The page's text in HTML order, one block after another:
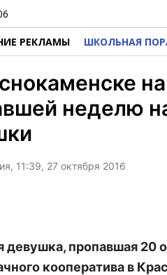
РЕКЛАМЫ ШКОЛЬНАЯ
неделю
11:39, 27 октября 2016
девушка, пропавшая 20
кооператива в